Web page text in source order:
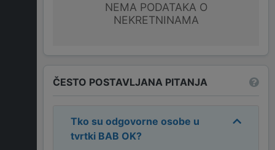
NEMA PODATAKA O
NEKRETNINAMA
ČESTO POSTAVLJANA PITANJA
Tko su odgovorne osobe u
tvrtki BAB OK?